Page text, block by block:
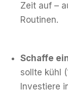
Zeit auf –
Routinen.
Schaffe
sollte kühl
Investiere